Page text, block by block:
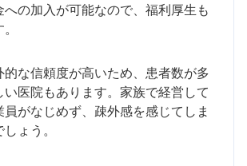
の加入が可能なので、福利厚生も
的な信頼度が高いため、患者数が多
い医院もあります。家族で経営して
がなじめず、疎外感を感じてしま
ょう。